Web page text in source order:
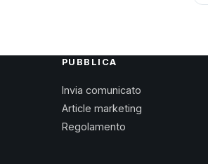
PUBBLICA
Invia comunicato
Article marketing
Regolamento